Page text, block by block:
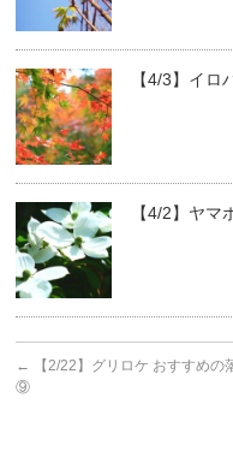
【4/3】イロ
【4/2】ヤマ
←
【2/22】グリロケ おすすめの
⑨